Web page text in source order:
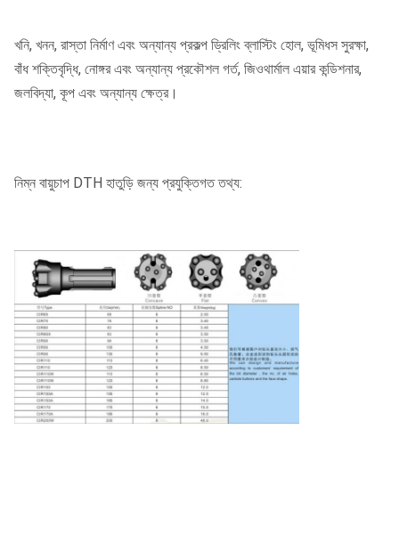
খনি, খনন, রাস্তা নির্মাণ এবং অন্যান্য প্রকল্প ড্রিলিং ব্লাস্টিং হোল, ভূমিধস সুরক্ষা,
বাঁধ শক্তিবৃদ্ধি, নোঙ্গর এবং অন্যান্য প্রকৌশল গর্ত, জিওথার্মাল এয়ার কন্ডিশনার,
জলবিদ্যা, কূপ এবং অন্যান্য ক্ষেত্র।
নিম্ন বায়ুচাপ DTH হাতুড়ি জন্য প্রযুক্তিগত তথ্য: